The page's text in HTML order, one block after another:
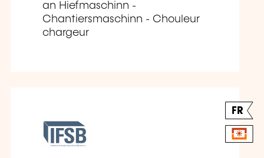
an Hiefmaschinn -
Chantiersmaschinn - Chouleur
chargeur
FR